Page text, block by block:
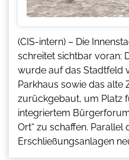
(CIS-intern) – Die
schreitet sichtbar voran:
wurde auf das Stadtfeld
Parkhaus sowie das alte
zurückgebaut, um Platz
integriertem
Ort“ zu schaffen. Parallel
Erschließungsanlagen